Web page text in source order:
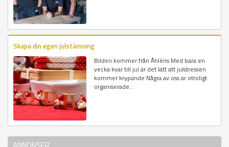
Skapa din egen julstämning
Bilden kommer från Åhléns Med bara en
vecka kvar till jul är det lätt att julstressen
kommer krypande Några av oss är otroligt
organiserade...